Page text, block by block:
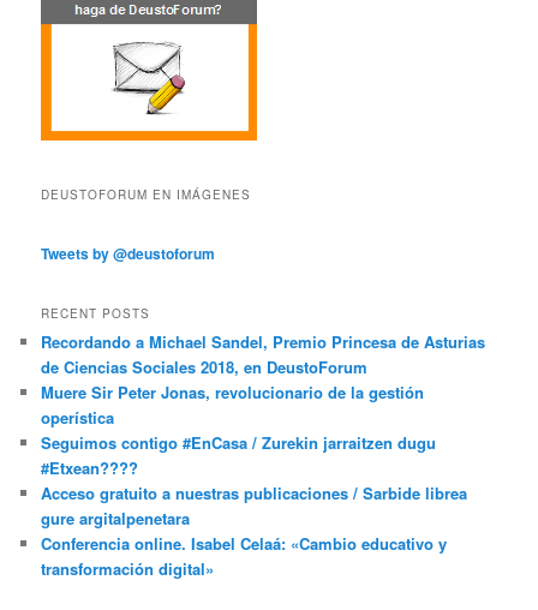
DEUSTOFORUM EN IMÁGENES
Tweets by @deustoforum
RECENT POSTS
Recordando a Michael Sandel, Premio Princesa de Asturias
de Ciencias Sociales 2018, en DeustoForum
Muere Sir Peter Jonas, revolucionario de la gestión
operística
Seguimos contigo #EnCasa / Zurekin jarraitzen dugu
#Etxean????
Acceso gratuito a nuestras publicaciones / Sarbide librea
gure argitalpenetara
Conferencia online. Isabel Celaá: «Cambio educativo y
transformación digital»